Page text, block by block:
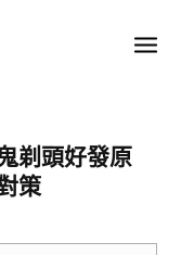
剃頭好發原
策